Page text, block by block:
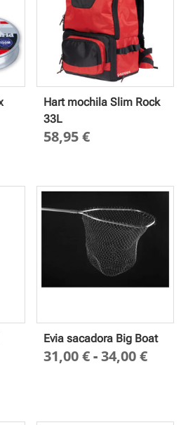
Hart mochila Slim Rock
33L
58,95€
Evia sacadora Big Boat
31,00€-34,00€